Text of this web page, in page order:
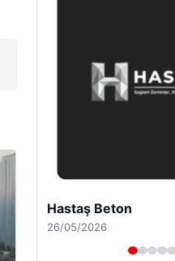
Prenses Night Club
29/04/2026